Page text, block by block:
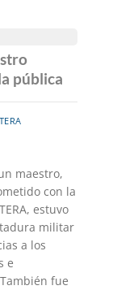
pública
maestro,
con la
estuvo
militar
a los
e
fue